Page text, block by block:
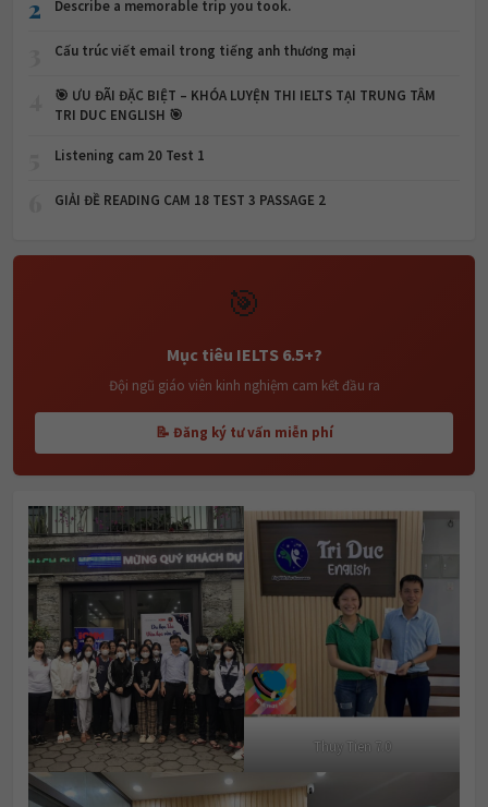
2 Describe a memorable trip you took.
Cấu trúc viết email trong tiếng anh thương mại
🎯 ƯU ĐÃI ĐẶC BIỆT – KHÓA LUYỆN THI IELTS TẠI TRUNG TÂM
TRI DUC ENGLISH 🎯
Listening cam 20 Test 1
GIẢI ĐỀ READING CAM 18 TEST 3 PASSAGE 2
🎯
Mục tiêu IELTS 6.5+?
Đội ngũ giáo viên kinh nghiệm cam kết đầu ra
📝 Đăng ký tư vấn miễn phí
Thuy Tien 7.0